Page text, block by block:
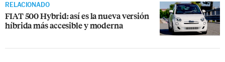
RELACIONADO
FIAT 500 Hybrid: así es la nueva versión
híbrida más accesible y moderna